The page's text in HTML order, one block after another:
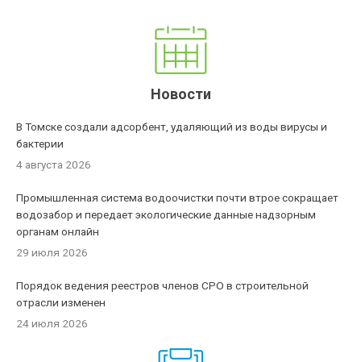
Новости
В Томске создали адсорбент, удаляющий из воды вирусы и
бактерии
4 августа 2026
Промышленная система водоочистки почти втрое сокращает
водозабор и передает экологические данные надзорным
органам онлайн
29 июля 2026
Порядок ведения реестров членов СРО в строительной
отрасли изменен
24 июля 2026